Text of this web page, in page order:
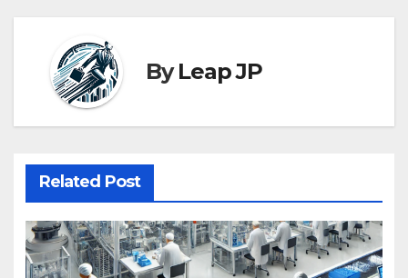
ゲ
ー
シ
ョ
ン
ByLeap JP
Related Post